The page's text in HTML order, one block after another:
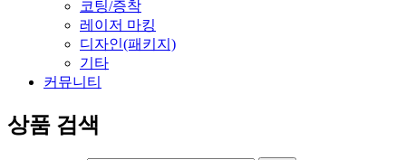
코팅/증착
레이저 마킹
디자인(패키지)
기타
커뮤니티
상품 검색